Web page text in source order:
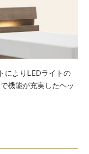
によりLEDライトの
機能が充実したヘッ